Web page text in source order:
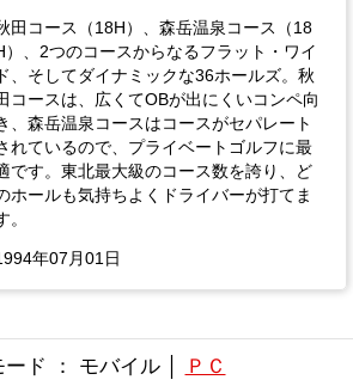
田コース（18H）、森岳温泉コース（18
）、2つのコースからなるフラット・ワイ
ド、そしてダイナミックな36ホールズ。秋
コースは、広くてOBが出にくいコンペ向
、森岳温泉コースはコースがセパレート
れているので、プライベートゴルフに最
です。東北最大級のコース数を誇り、ど
ホールも気持ちよくドライバーが打てま
。
年07月01日
ード ： モバイル │ ＰＣ